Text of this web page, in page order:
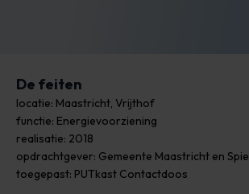
De feiten
locatie: Maastricht, Vrijthof
functie: Energievoorziening
realisatie: 2018
opdrachtgever: Gemeente Maastricht en Spie
toegepast: PUTkast Contactdoos